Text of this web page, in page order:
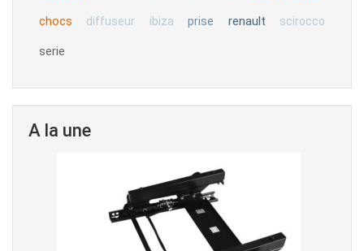
chocs diffuseur ibiza prise renault scirocco
serie
A la une